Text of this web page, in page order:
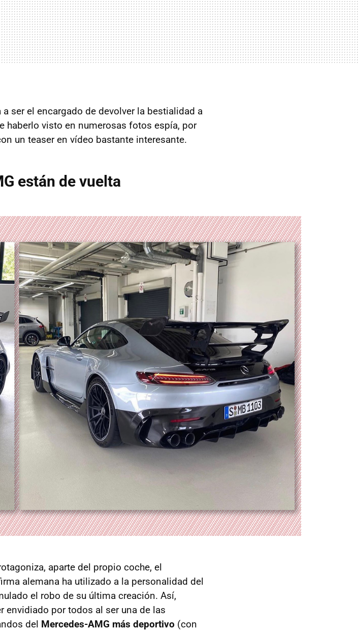
a ser el encargado de devolver la bestialidad a
haberlo visto en numerosas fotos espía, por
un teaser en vídeo bastante interesante.
están de vuelta
aparte del propio coche, el
alemana ha utilizado a la personalidad del
el robo de su última creación. Así,
envidiado por todos al ser una de las
del Mercedes-AMG más deportivo (con